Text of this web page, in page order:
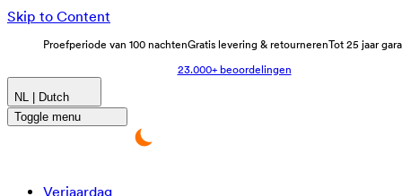
Skip to Content
Proefperiode van 100 nachtenGratis levering & retournerenTot 25 jaar
23.000+ beoordelingen
NL | Dutch
Toggle menu
Verjaardag